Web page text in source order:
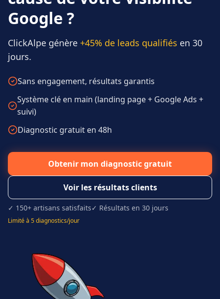
Google ?
ClickAlpe génère +45% de leads qualifiés en 30
jours.
Sans engagement, résultats garantis
Système clé en main (landing page + Google Ads +
suivi)
Diagnostic gratuit en 48h
Obtenir mon diagnostic gratuit
Voir les résultats clients
✓ 150+ artisans satisfaits✓ Résultats en 30 jours
Limité à 5 diagnostics/jour